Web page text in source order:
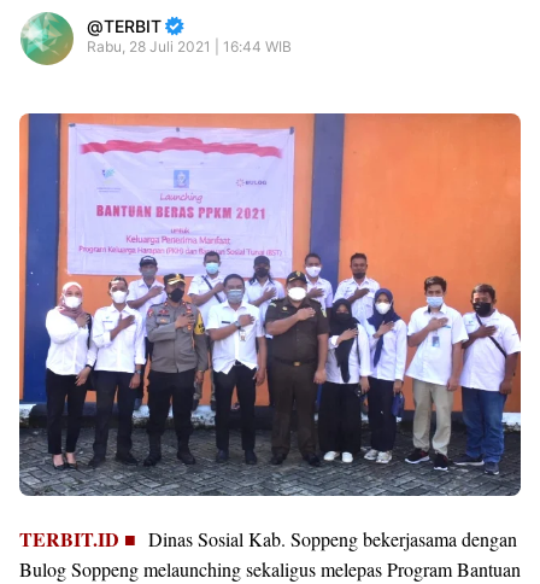
TERBIT
Rabu, 28 Juli 2021 | 16:44 WIB
TERBIT.ID ■ Dinas Sosial Kab. Soppeng bekerjasama dengan
Bulog Soppeng melaunching sekaligus melepas Program Bantuan